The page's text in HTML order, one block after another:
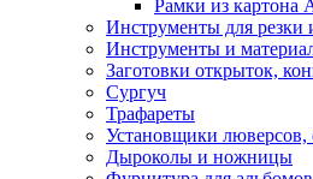
Рамки из картона
Инструменты для резки
Инструменты и
Заготовки открыток,
Сургуч
Трафареты
Установщики люверсов,
Дыроколы и ножницы